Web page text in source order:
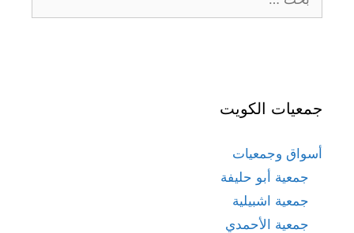
عن:
جمعيات الكويت
أسواق وجمعيات
جمعية أبو حليفة
جمعية اشبيلية
جمعية الأحمدي